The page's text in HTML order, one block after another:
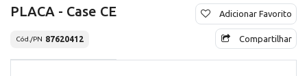
PLACA - Case CE
Cód./PN 87620412
Adicionar Favorito
Compartilhar